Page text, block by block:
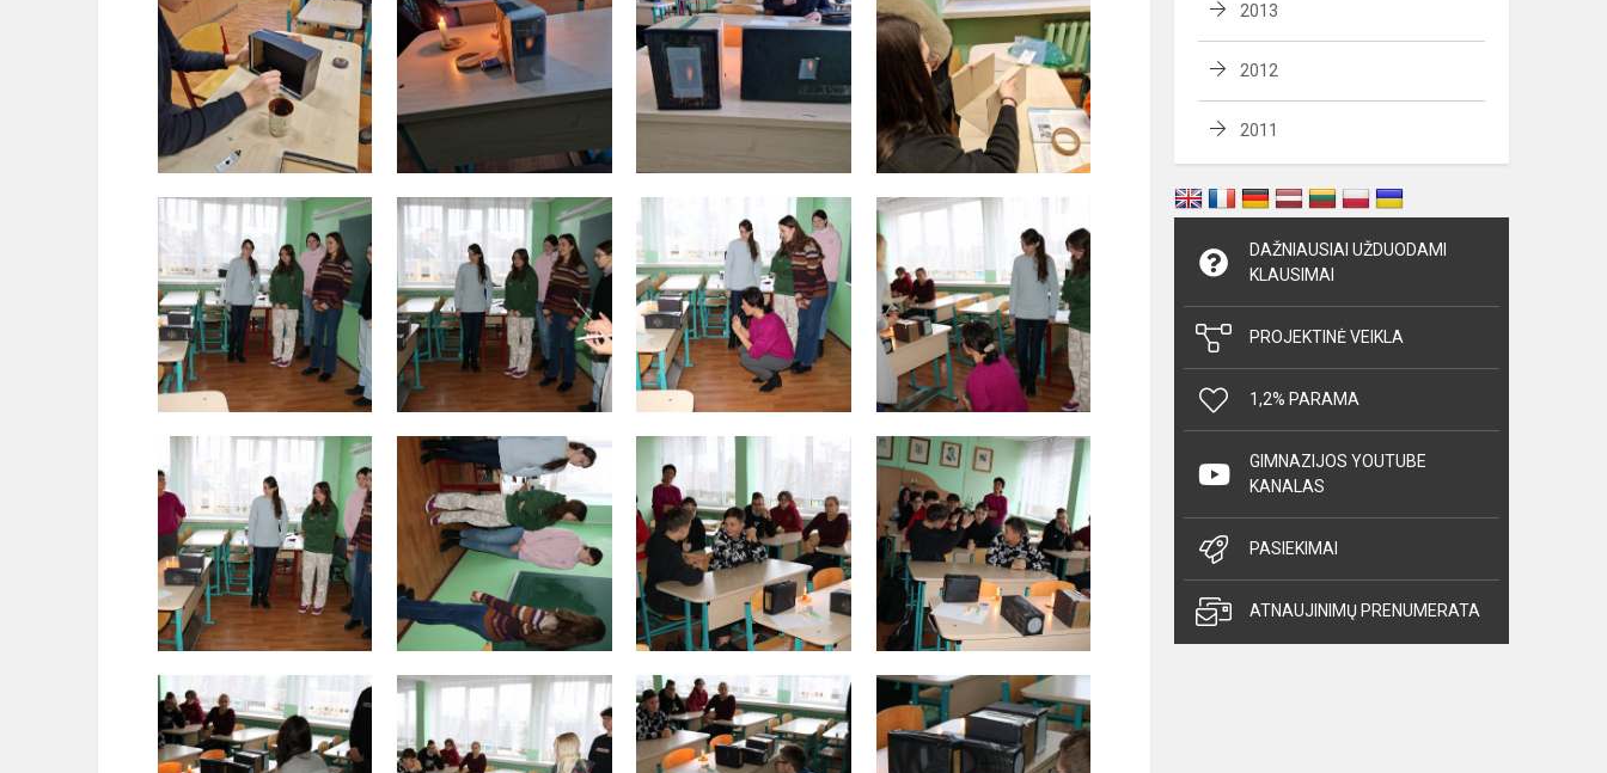
2013
2012
2011
DAŽNIAUSIAI UŽDUODAMI
KLAUSIMAI
PROJEKTINĖ VEIKLA
1,2% PARAMA
GIMNAZIJOS YOUTUBE
KANALAS
PASIEKIMAI
ATNAUJINIMŲ PRENUMERATA